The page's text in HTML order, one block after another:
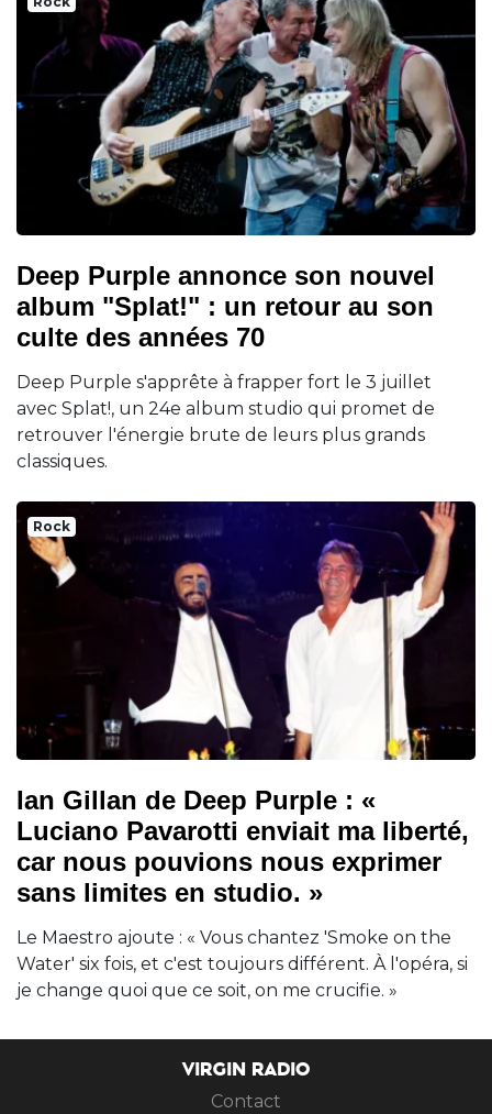
Deep Purple annonce son nouvel
album "Splat!" : un retour au son
culte des années 70
Deep Purple s'apprête à frapper fort le 3 juillet
avec Splat!, un 24e album studio qui promet de
retrouver l'énergie brute de leurs plus grands
classiques.
Rock
Ian Gillan de Deep Purple : «
Luciano Pavarotti enviait ma liberté,
car nous pouvions nous exprimer
sans limites en studio. »
Le Maestro ajoute : « Vous chantez 'Smoke on the
Water' six fois, et c'est toujours différent. À l'opéra, si
je change quoi que ce soit, on me crucifie. »
VIRGIN RADIO
Contact